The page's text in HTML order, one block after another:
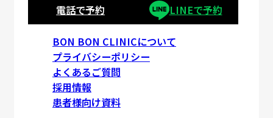
電話で予約 LINEで予約
BON BON CLINICについて
プライバシーポリシー
よくあるご質問
採用情報
患者様向け資料
目次
糸リフトとは
施術について